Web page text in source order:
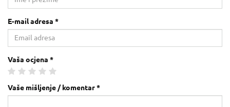
E-mail adresa *
Vaša ocjena *
Vaše mišljenje / komentar *